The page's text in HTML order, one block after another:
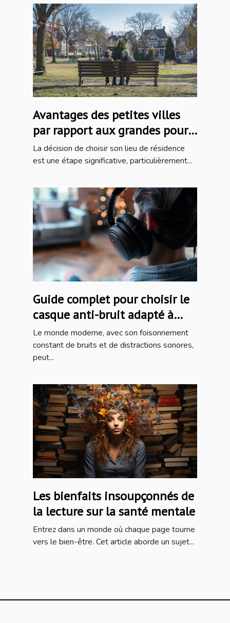
Avantages des petites villes
par rapport aux grandes pour
les seniors
La décision de choisir son lieu de résidence
est une étape significative, particulièrement...
Guide complet pour choisir le
casque anti-bruit adapté à
chaque besoin
Le monde moderne, avec son foisonnement
constant de bruits et de distractions sonores,
peut...
Les bienfaits insoupçonnés de
la lecture sur la santé mentale
Entrez dans un monde où chaque page tourne
vers le bien-être. Cet article aborde un sujet...